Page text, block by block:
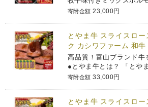
寄附金額 23,000円
とやま牛 スライスロ
ク カシワファーム 和
高品質！富山ブランド牛
●とやま牛とは？ 「とや
寄附金額 33,000円
とやま牛 スライスロ